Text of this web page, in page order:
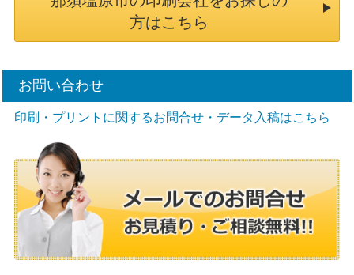
方はこちら
お問い合わせ
印刷・プリントに関するお問合せ・データ入稿はこちら